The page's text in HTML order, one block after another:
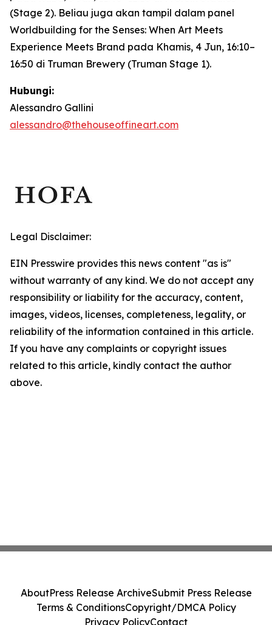
(Stage 2). Beliau juga akan tampil dalam panel
Worldbuilding for the Senses: When Art Meets
Experience Meets Brand pada Khamis, 4 Jun, 16:10–
16:50 di Truman Brewery (Truman Stage 1).
Hubungi:
Alessandro Gallini
alessandro@thehouseoffineart.com
Legal Disclaimer:
EIN Presswire provides this news content "as is"
without warranty of any kind. We do not accept any
responsibility or liability for the accuracy, content,
images, videos, licenses, completeness, legality, or
reliability of the information contained in this article.
If you have any complaints or copyright issues
related to this article, kindly contact the author
above.
AboutPress Release ArchiveSubmit Press Release
Terms & ConditionsCopyright/DMCA Policy
Privacy PolicyContact